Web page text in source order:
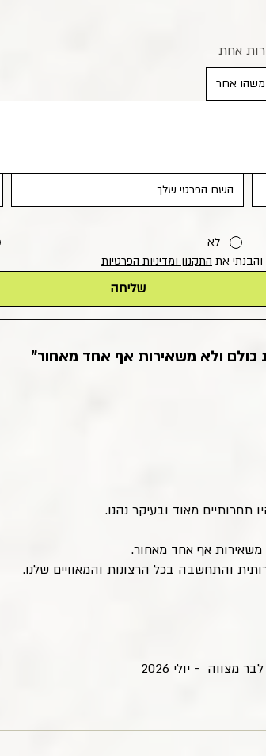
אחת
משהו אחר
לא
את התקנון ומדיניות הפרטיות
שליחה
תחרותיים מאוד ובעיקר נהנו.
והתחשבה בכל הרצונות והמאוויים שלנו.
- יולי 2026